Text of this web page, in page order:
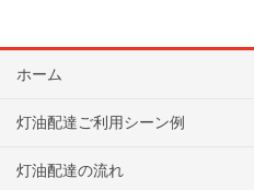
ホーム
灯油配達ご利用シーン例
灯油配達の流れ